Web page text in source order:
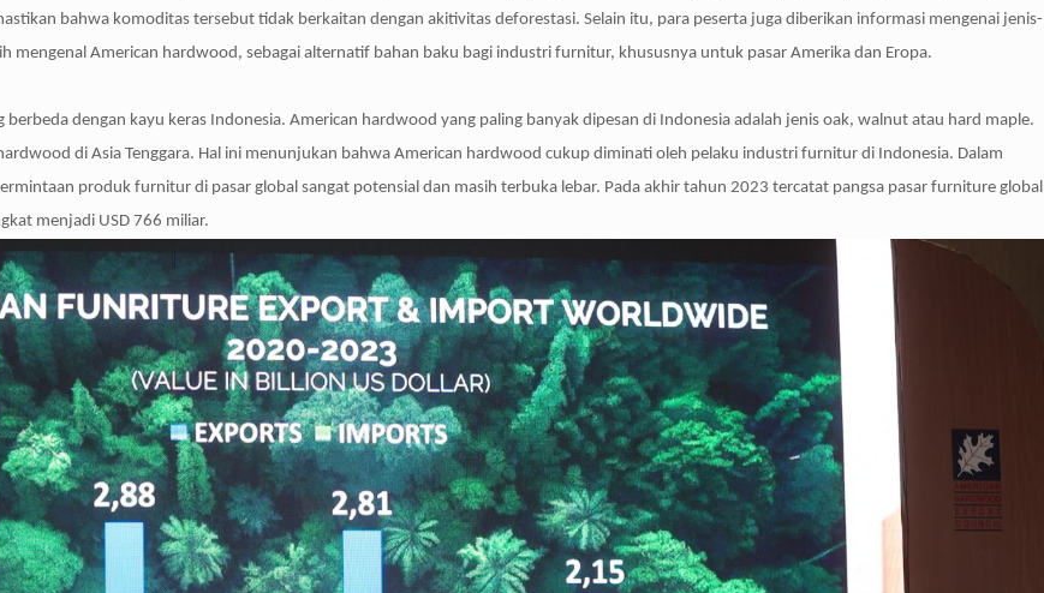
bahwa komoditas tersebut tidak berkaitan dengan akitivitas deforestasi. Selain itu, para peserta juga diberikan informasi mengenai jenis-
mengenal American hardwood, sebagai alternatif bahan baku bagi industri furnitur, khususnya untuk pasar Amerika dan Eropa.
dengan kayu keras Indonesia. American hardwood yang paling banyak dipesan di Indonesia adalah jenis oak, walnut atau hard maple.
di Asia Tenggara. Hal ini menunjukan bahwa American hardwood cukup diminati oleh pelaku industri furnitur di Indonesia. Dalam
produk furnitur di pasar global sangat potensial dan masih terbuka lebar. Pada akhir tahun 2023 tercatat pangsa pasar furniture global
menjadi USD 766 miliar.